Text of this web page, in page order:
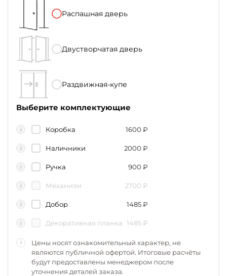
Распашная дверь
Двустворчатая дверь
Раздвижная-купе
Выберите комплектующие
i Коробка 1600 ₽
i Наличники 2000 ₽
i Ручка 900 ₽
i Механизм 2700 ₽
i Добор 1485₽
i Декоративная планка 1485 ₽
i
Цены носят ознакомительный характер, не
являются публичной офертой. Итоговые расчёты
будут предоставлены менеджером после
уточнения деталей заказа.